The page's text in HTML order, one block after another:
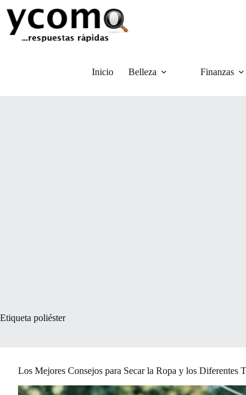
contenido
Inicio Belleza Finanzas
Etiqueta poliéster
Los Mejores Consejos para Secar la Ropa y los Diferentes